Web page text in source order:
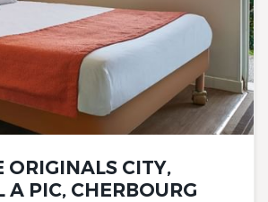
ORIGINALS CITY,
A PIC, CHERBOURG